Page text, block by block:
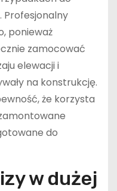
Profesjonalny
ponieważ
zamocować
elewacji i
na konstrukcję.
że korzysta
do
w dużej